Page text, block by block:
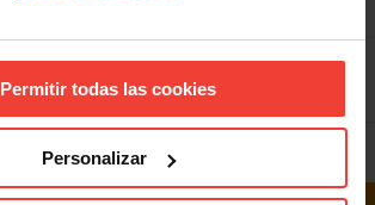
Permitir todas las cookies
Personalizar
estando de baja?